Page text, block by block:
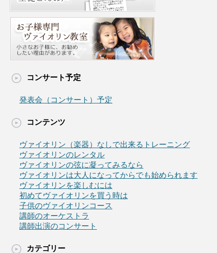
コンサート予定
発表会（コンサート）予定
コンテンツ
ヴァイオリン（楽器）なしで出来るトレーニング
ヴァイオリンのレンタル
ヴァイオリンの弦に凝ってみるなら
ヴァイオリンは大人になってからでも始められます
ヴァイオリンを楽しむには
初めてヴァイオリンを買う時は
子供のヴァイオリンコース
講師のオーケストラ
講師出演のコンサート
カテゴリー